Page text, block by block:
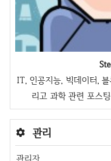
IT, 인공지능, 빅데이터,
리고 과학 관련 포스
관리
관리자